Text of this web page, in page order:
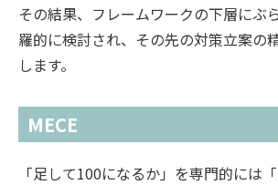
その結果、フレームワークの下層にぶ
羅的に検討され、その先の対策立案の
します。
MECE
「足して100になるか」を専門的には